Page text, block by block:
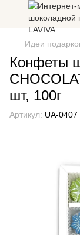
Идеи
Конфеты
шт, 100г
Артикул: UA-0407